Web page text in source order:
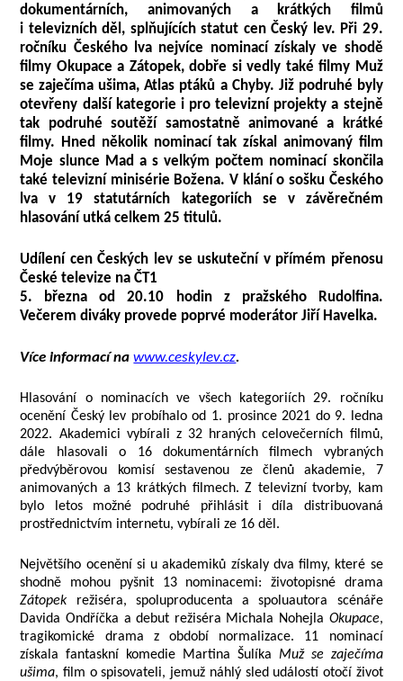
dokumentárních, animovaných a krátkých filmů
i televizních děl, splňujících statut cen Český lev. Při 29.
ročníku Českého lva nejvíce nominací získaly ve shodě
filmy Okupace a Zátopek, dobře si vedly také filmy Muž
se zaječíma ušima, Atlas ptáků a Chyby. Již podruhé byly
otevřeny další kategorie i pro televizní projekty a stejně
tak podruhé soutěží samostatně animované a krátké
filmy. Hned několik nominací tak získal animovaný film
Moje slunce Mad a s velkým počtem nominací skončila
také televizní minisérie Božena. V klání o sošku Českého
lva v 19 statutárních kategoriích se v závěrečném
hlasování utká celkem 25 titulů.
Udílení cen Českých lev se uskuteční v přímém přenosu
České televize na ČT1
5. března od 20.10 hodin z pražského Rudolfina.
Večerem diváky provede poprvé moderátor Jiří Havelka.
Více informací nawww.ceskylev.cz.
Hlasování o nominacích ve všech kategoriích 29. ročníku
ocenění Český lev probíhalo od 1. prosince 2021 do 9. ledna
2022. Akademici vybírali z 32 hraných celovečerních filmů,
dále hlasovali o 16 dokumentárních filmech vybraných
předvýběrovou komisí sestavenou ze členů akademie, 7
animovaných a 13 krátkých filmech. Z televizní tvorby, kam
bylo letos možné podruhé přihlásit i díla distribuovaná
prostřednictvím internetu, vybírali ze 16 děl.
Největšího ocenění si u akademiků získaly dva filmy, které se
shodně mohou pyšnit 13 nominacemi: životopisné drama
Zátopekrežiséra, spoluproducenta a spoluautora scénáře
Davida Ondříčka a debut režiséra Michala Nohejla Okupace,
tragikomické drama z období normalizace. 11 nominací
získala fantaskní komedie Martina Šulíka Muž se zaječíma
ušima, film o spisovateli, jemuž náhlý sled událostí otočí život